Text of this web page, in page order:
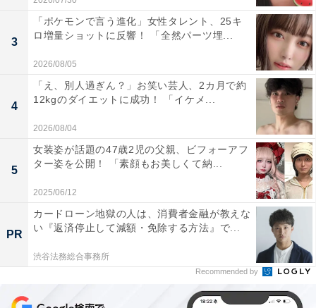
3
「ポケモンで言う進化」女性タレント、25キ
ロ増量ショットに反響！ 「全然パーツ埋...
2026/08/05
4
「え、別人過ぎん？」お笑い芸人、2カ月で約
12kgのダイエットに成功！ 「イケメ...
2026/08/04
5
女装姿が話題の47歳2児の父親、ビフォーアフ
ター姿を公開！ 「素顔もお美しくて納...
2025/06/12
PR
カードローン地獄の人は、消費者金融が教えな
い『返済停止して減額・免除する方法』で...
渋谷法務総合事務所
Recommended by